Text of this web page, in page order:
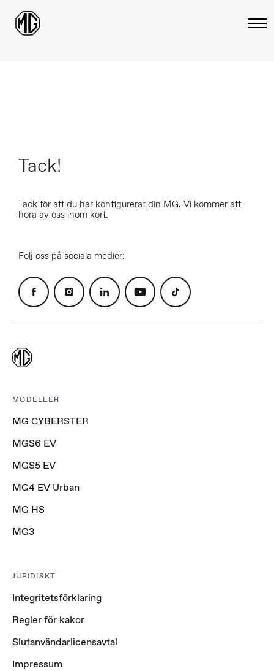
Tack!
Tack för att du har konfigurerat din MG. Vi kommer att
höra av oss inom kort.
Följ oss på sociala medier:
MODELLER
MG CYBERSTER
MGS6 EV
MGS5 EV
MG4 EV Urban
MG HS
MG3
JURIDISKT
Integritetsförklaring
Regler för kakor
Slutanvändarlicensavtal
Impressum